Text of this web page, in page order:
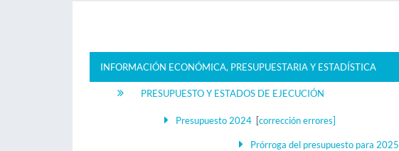
INFORMACIÓN ECONÓMICA, PRESUPUESTARIA Y ESTADÍSTICA
PRESUPUESTO Y ESTADOS DE EJECUCIÓN
Presupuesto 2024[corrección errores]
Prórroga del presupuesto para 2025